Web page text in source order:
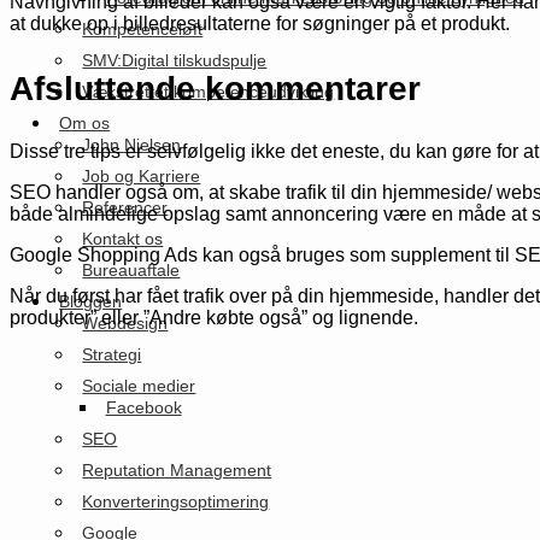
Kompetenceløft
SMV:Digital tilskudspulje
Vækstrettet kompetenceudvikling
Om os
John Nielsen
Job og Karriere
Referencer
Kontakt os
Bureauaftale
Bloggen
Webdesign
Strategi
Sociale medier
Facebook
SEO
Reputation Management
Konverteringsoptimering
Google
at dukke op i billedresultaterne for søgninger på et produkt.
Afsluttende kommentarer
Disse tre tips er selvfølgelig ikke det eneste, du kan gøre for
SEO handler også om, at skabe trafik til din hjemmeside/
både almindelige opslag samt annoncering være en måde at
Google Shopping Ads kan også bruges som supplement til
Når du først har fået trafik over på din hjemmeside, handler
produkter” eller ”Andre købte også” og lignende.